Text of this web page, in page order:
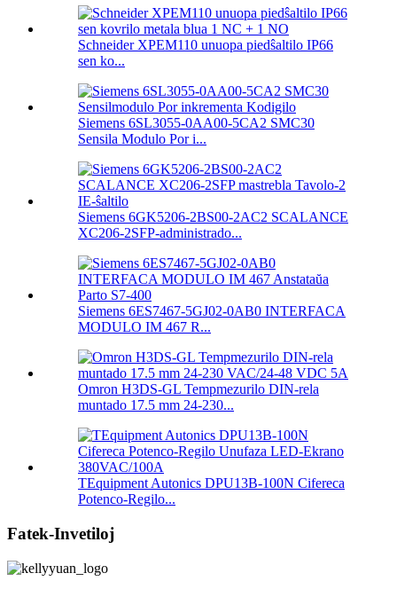
Schneider XPEM110 unuopa piedŝaltilo IP66
sen ko...
Siemens 6SL3055-0AA00-5CA2 SMC30
Sensila Modulo Por i...
Siemens 6GK5206-2BS00-2AC2 SCALANCE
XC206-2SFP-administrado...
Siemens 6ES7467-5GJ02-0AB0 INTERFACA
MODULO IM 467 R...
Omron H3DS-GL Tempmezurilo DIN-rela
muntado 17.5 mm 24-230...
TEquipment Autonics DPU13B-100N Cifereca
Potenco-Regilo...
Fatek-Invetiloj